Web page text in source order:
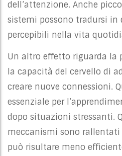
dell’attenzione. Anche
sistemi possono tradursi
percepibili nella vita
Un altro effetto riguarda la
la capacità del cervello di
creare nuove connessioni.
essenziale per
dopo situazioni stressanti.
meccanismi sono
può risultare meno